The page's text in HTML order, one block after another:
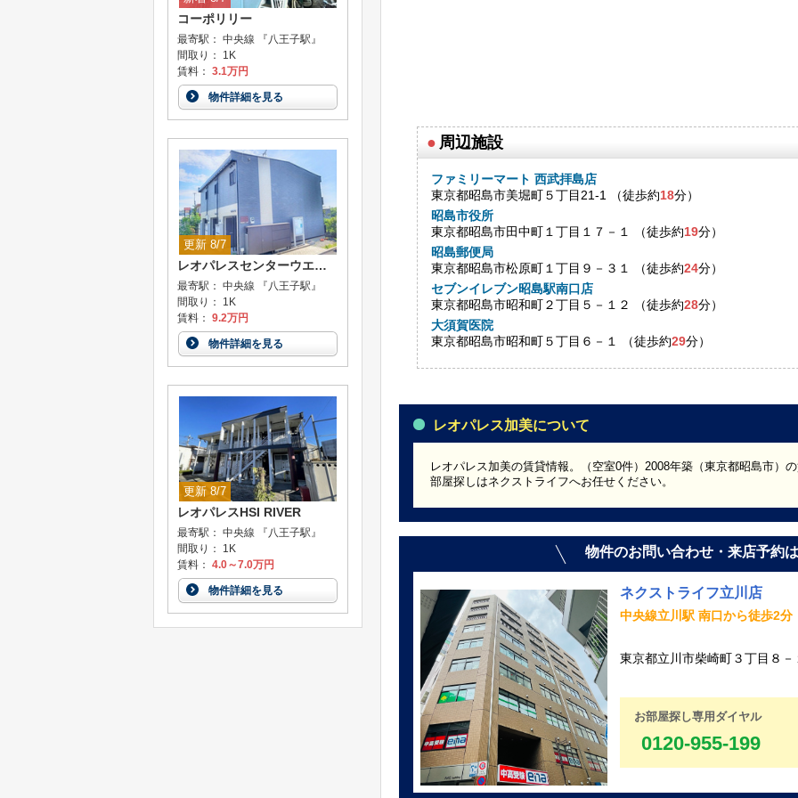
● 周辺施設
ファミリーマート 西武拝島店
東京都昭島市美堀町５丁目21-1 （徒歩約18分）
昭島市役所
東京都昭島市田中町１丁目１７－１ （徒歩約19分）
昭島郵便局
東京都昭島市松原町１丁目９－３１ （徒歩約24分）
セブンイレブン昭島駅南口店
東京都昭島市昭和町２丁目５－１２ （徒歩約28分）
大須賀医院
東京都昭島市昭和町５丁目６－１ （徒歩約29分）
レオパレス加美について
レオパレス加美の賃貸情報。（空室0件）2008年築（東京都昭島市）
部屋探しはネクストライフへお任せください。
物件のお問い合わせ・来店予約
ネクストライフ立川店
中央線立川駅 南口から徒歩2分
東京都立川市柴崎町３丁目８
お部屋探し専用ダイヤル
0120-955-199
コーポリリー
最寄駅： 中央線 『八王子駅』
間取り： 1K
賃料： 3.1万円
物件詳細を見る
更新 8/7
レオパレスセンターウエストII
最寄駅： 中央線 『八王子駅』
間取り： 1K
賃料： 9.2万円
物件詳細を見る
更新 8/7
レオパレスHSI RIVER
最寄駅： 中央線 『八王子駅』
間取り： 1K
賃料： 4.0～7.0万円
物件詳細を見る